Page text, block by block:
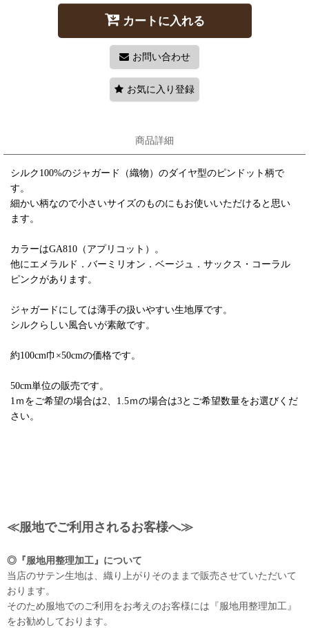
カートに入れる
お問い合わせ
お気に入り登録
商品詳細
シルク100%のジャガード（織物）のダイヤ型のピンドット柄で
す。
細かい柄なので小さいサイズのものにもお使いいただけると思い
ます。
カラーはGA810（アプリコット）。
他にエメラルド．バーミリオン．ベージュ．サックス・コーラル
ピンクがあります。
ジャガードにしては薄手の扱いやすい生地厚です。
シルクらしい風合いが素敵です。
約100cm巾×50cmの価格です。
50cm単位の販売です。
1ｍをご希望の場合は2、1.5ｍの場合は3とご希望数量をお選びくだ
さい。
≪服地でご利用されるお客様へ≫
◎『服地用整理加工』について
当店のサテン生地は、織り上がりそのままで販売させていただいて
おります。
そのため服地でのご利用をお考えのお客様には『服地用整理加工』
をお勧めしております。